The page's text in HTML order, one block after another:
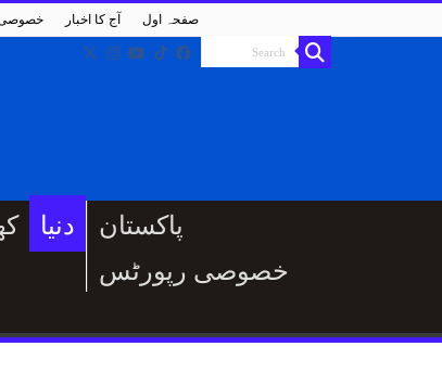
خصوصی آج کا اخبار صفحہ اول
دنیا
پاکستان
خصوصی رپورٹس